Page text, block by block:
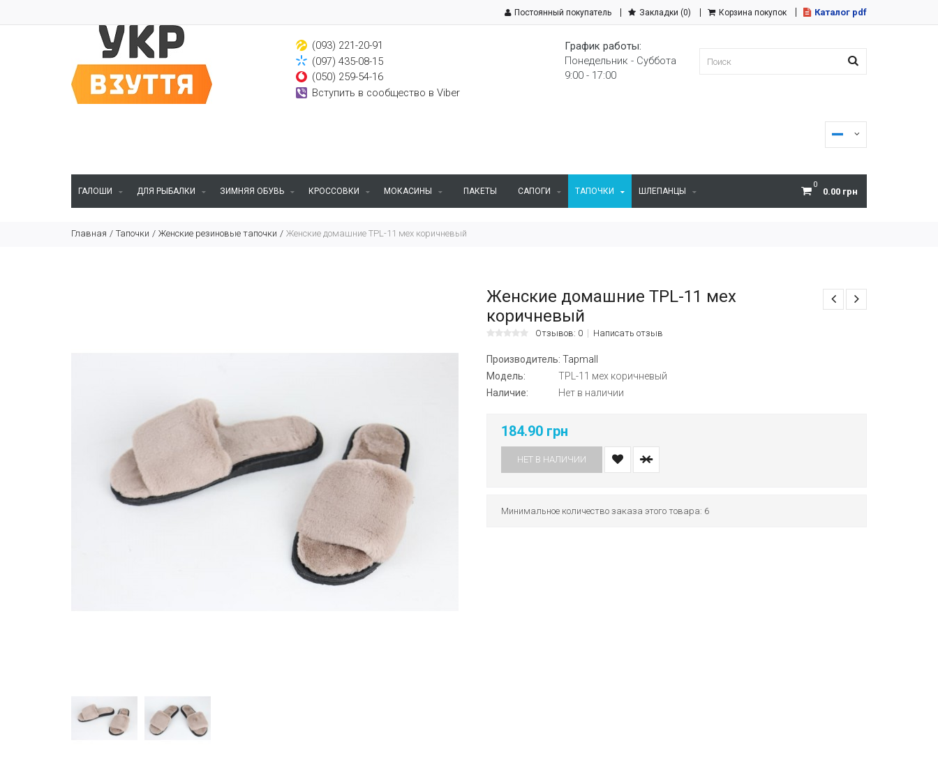
Постоянный покупатель Закладки (0) Корзина покупок Каталог pdf
(093) 221-20-91
(097) 435-08-15
(050) 259-54-16
Вступить в сообщество в Viber
График работы:
Понедельник - Суббота
9:00 - 17:00
0
0.00 грн
ГАЛОШИ ДЛЯ РЫБАЛКИ ЗИМНЯЯ ОБУВЬ КРОССОВКИ МОКАСИНЫ ПАКЕТЫ САПОГИ ТАПОЧКИ ШЛЕПАНЦЫ
Главная Тапочки Женские резиновые тапочки Женские домашние TPL-11 мех коричневый
Женские домашние TPL-11 мех
коричневый
Отзывов: 0 Написать отзыв
Производитель: Tapmall
Модель:
TPL-11 мех коричневый
Наличие:
Нет в наличии
184.90 грн
НЕТ В НАЛИЧИИ
Минимальное количество заказа этого товара: 6